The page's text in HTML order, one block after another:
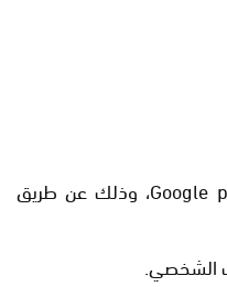
الشخصي.